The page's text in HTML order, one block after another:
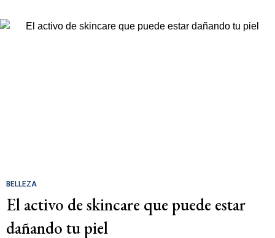
BELLEZA
El activo de skincare que puede estar
dañando tu piel